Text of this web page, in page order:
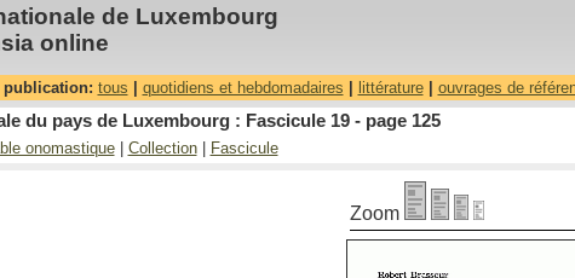
de Luxembourg
online
publication: tous quotidiens et hebdomadaires littérature| ouvrages de
du pays de Luxembourg : Fascicule 19 - page 125
onomastique| Collection| Fascicule
Zoom